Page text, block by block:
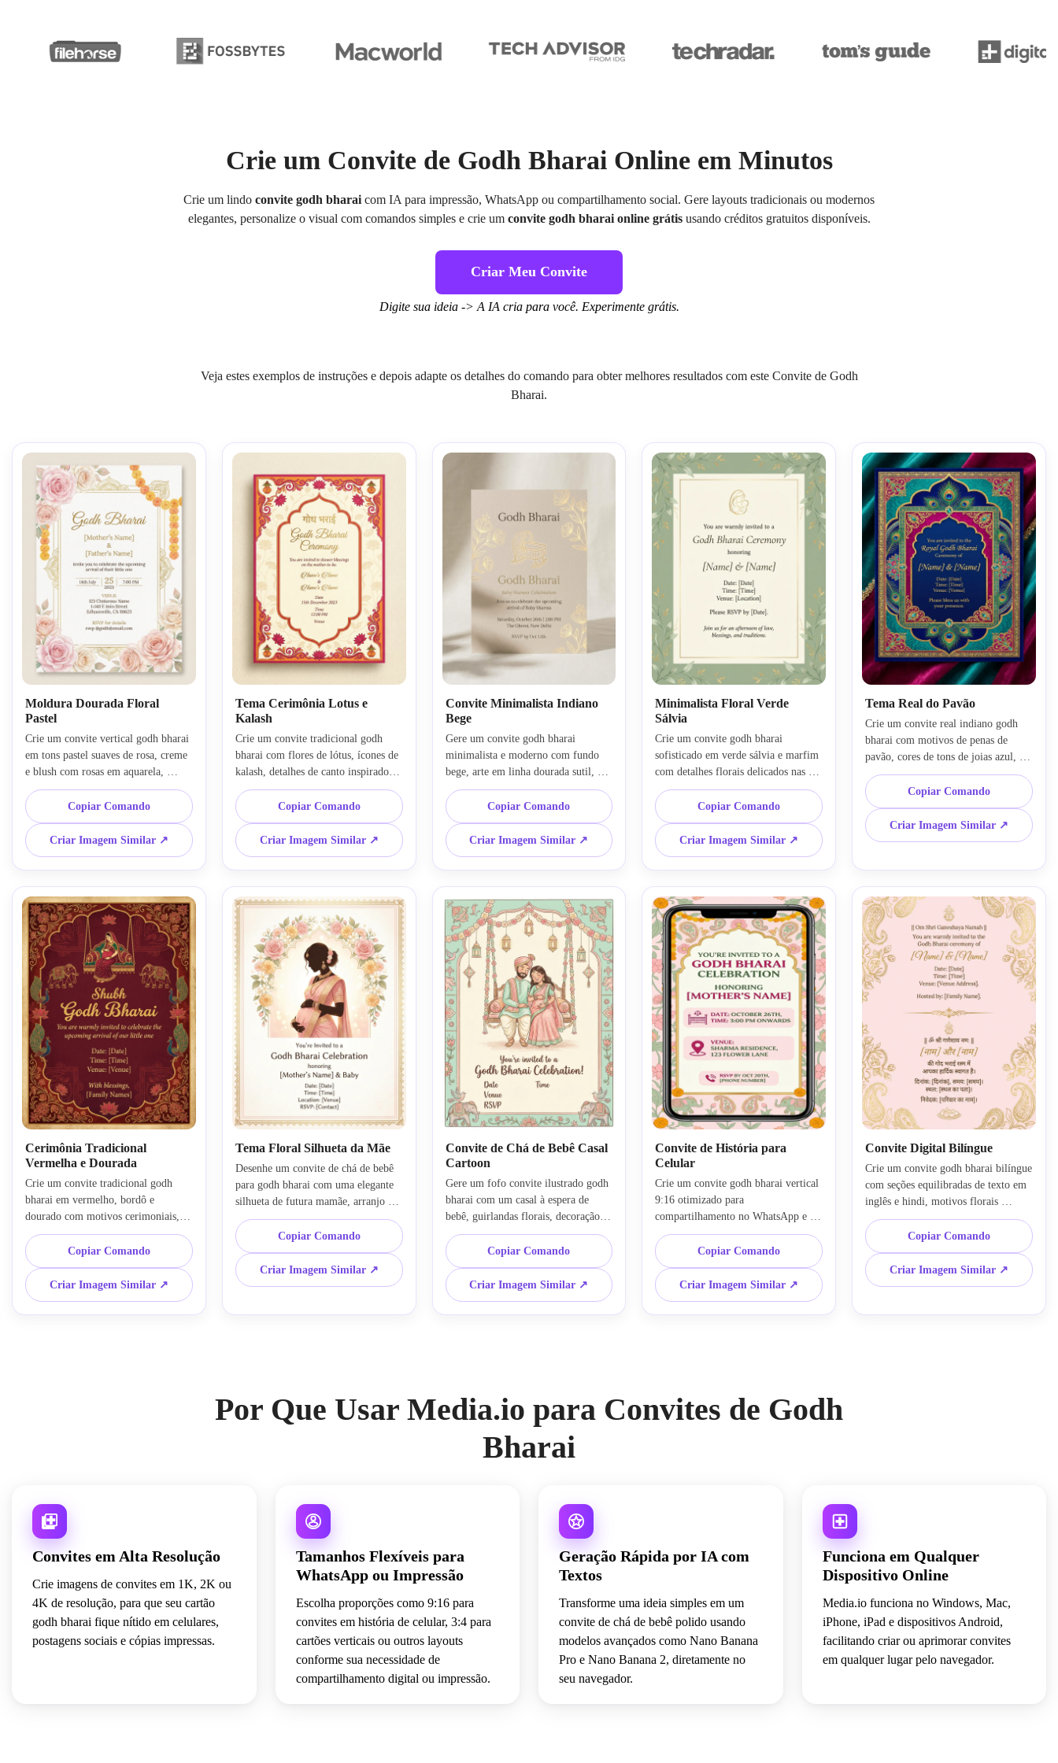
Crie um Convite de Godh Bharai Online em Minutos
Crie um lindo convite godh bharai com IA para impressão, WhatsApp ou compartilhamento social. Gere layouts tradicionais ou modernos
elegantes, personalize o visual com comandos simples e crie um convite godh bharai online grátisusando créditos gratuitos disponíveis.
Criar Meu Convite
Digite sua ideia -> A IA cria para você. Experimente grátis.
Veja estes exemplos de instruções e depois adapte os detalhes do comando para obter melhores resultados com este Convite de Godh
Bharai.
Moldura Dourada Floral
Pastel
Crie um convite vertical godh bharai
em tons pastel suaves de rosa, creme
e blush com rosas em aquarela,
detalhes em calêndula, uma fina
moldura ornamental dourada, estilo
elegante de chá de bebê indiano, área
de texto centralizada, clima festivo
suave, textura refinada e alta
qualidade de impressão.
Copiar Comando
Criar Imagem Similar ↗
Tema Cerimônia Lotus e
Kalash
Crie um convite tradicional godh
bharai com flores de lótus, ícones de
kalash, detalhes de canto inspirados
em rangoli e uma paleta quente de
rosa, açafrão e marfim. Use uma
composição graciosa, clima festivo
indiano, bordas ornamentadas mas
equilibradas e um layout limpo,
adequado para uso digital ou
impresso.
Copiar Comando
Criar Imagem Similar ↗
Convite Minimalista Indiano
Bege
Gere um convite godh bharai
minimalista e moderno com fundo
bege, arte em linha dourada sutil,
sombras suaves, espaçamento limpo,
composição central elegante,
sensação premium de celebração
indiana, detalhes florais discretos e
design que pode ser impresso para
celular em clima luxuoso e calmo.
Copiar Comando
Criar Imagem Similar ↗
Minimalista Floral Verde
Sálvia
Crie um convite godh bharai
sofisticado em verde sálvia e marfim
com detalhes florais delicados nas
bordas, toques de dourado leve,
layout arejado, espaço para tipografia
refinada, textura suave parecida com
papel, estilo elegante de chá de bebê
indiano e saída em alta resolução
nítida para convites digitais
modernos.
Copiar Comando
Criar Imagem Similar ↗
Tema Real do Pavão
Crie um convite real indiano godh
bharai com motivos de penas de
pavão, cores de tons de joias azul,
verde-azulado e magenta, bordas
decorativas douradas elaboradas,
ornamentação étnica rica, clima
festivo luxuoso, composição
simétrica e zona de texto clara para
Copiar Comando
Criar Imagem Similar ↗
Cerimônia Tradicional
Vermelha e Dourada
Crie um convite tradicional godh
bharai em vermelho, bordô e
dourado com motivos cerimoniais,
padrões étnicos, bordas
ornamentadas, atmosfera de
celebração indiana, acabamento
texturizado, layout vertical
equilibrado e uma aparência clássica
rica pronta para impressão para
Copiar Comando
Criar Imagem Similar ↗
Tema Floral Silhueta da Mãe
Desenhe um convite de chá de bebê
para godh bharai com uma elegante
silhueta de futura mamãe, arranjo
floral pastel, paleta de blush rosa e
creme, estilo gracioso de celebração
indiana, clima emocional e
acolhedor, efeitos de iluminação
suave, posicionamento limpo do
alta definição.
Copiar Comando
Criar Imagem Similar ↗
Convite de Chá de Bebê Casal
Cartoon
Gere um fofo convite ilustrado godh
bharai com um casal à espera de
bebê, guirlandas florais, decoração
festiva indiana, tons pastéis,
composição lúdica e elegante, clima
de celebração alegre, texturas suaves,
layout fácil de ler e um design
amigável, ideal para compartilhar
com a família.
Copiar Comando
Criar Imagem Similar ↗
Convite de História para
Celular
Crie um convite godh bharai vertical
9:16 otimizado para
compartilhamento no WhatsApp e
Instagram Stories, com estilo floral
de chá de bebê indiano, áreas de
texto legíveis e destacadas, moldura
decorativa elegante, paleta de rosa
pastel e verde sálvia, composição
limpa e visual festivo claro para
Copiar Comando
Criar Imagem Similar ↗
Convite Digital Bilíngue
Crie um convite godh bharai bilíngue
com seções equilibradas de texto em
inglês e hindi, motivos florais
tradicionais, paleta suave de rosa e
dourado, hierarquia clara de
tipografia, estilo cultural indiano
elegante, layout retrato para
impressão e espaçamento polido para
formais.
Copiar Comando
Criar Imagem Similar ↗
Por Que Usar Media.io para Convites de Godh
Bharai
Convites em Alta Resolução
Crie imagens de convites em 1K, 2K ou
4K de resolução, para que seu cartão
godh bharai fique nítido em celulares,
postagens sociais e cópias impressas.
Tamanhos Flexíveis para
WhatsApp ou Impressão
Escolha proporções como 9:16 para
convites em história de celular, 3:4 para
cartões verticais ou outros layouts
conforme sua necessidade de
compartilhamento digital ou impressão.
Geração Rápida por IA com
Textos
Transforme uma ideia simples em um
convite de chá de bebê polido usando
modelos avançados como Nano Banana
Pro e Nano Banana 2, diretamente no
seu navegador.
Funciona em Qualquer
Dispositivo Online
Media.io funciona no Windows, Mac,
iPhone, iPad e dispositivos Android,
facilitando criar ou aprimorar convites
em qualquer lugar pelo navegador.